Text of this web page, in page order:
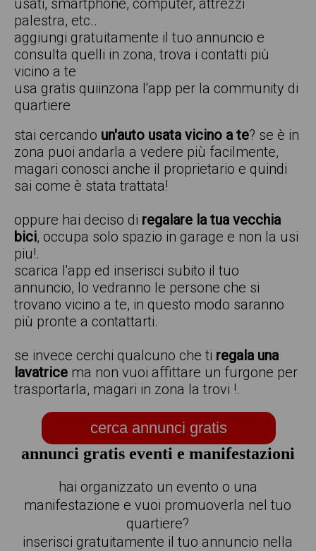
usati, smartphone, computer, attrezzi
palestra, etc..
aggiungi gratuitamente il tuo annuncio e
consulta quelli in zona, trova i contatti più
vicino a te
usa gratis quiinzona l'app per la community di
quartiere
stai cercando un'auto usata vicino a te? se è in
zona puoi andarla a vedere più facilmente,
magari conosci anche il proprietario e quindi
sai come è stata trattata!
oppure hai deciso di regalare la tua vecchia
bici, occupa solo spazio in garage e non la usi
piu!.
scarica l'app ed inserisci subito il tuo
annuncio, lo vedranno le persone che si
trovano vicino a te, in questo modo saranno
più pronte a contattarti.
se invece cerchi qualcuno che ti regala una
lavatrice ma non vuoi affittare un furgone per
trasportarla, magari in zona la trovi !.
cerca annunci gratis
annunci gratis eventi e manifestazioni
hai organizzato un evento o una
manifestazione e vuoi promuoverla nel tuo
quartiere?
inserisci gratuitamente il tuo annuncio nella